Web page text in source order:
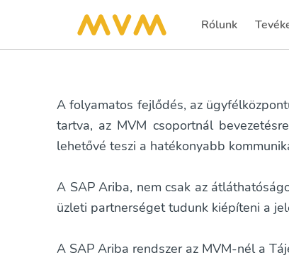
Rólunk
A folyamatos fejlődés, az
tartva, az MVM csoportnál
lehetővé teszi a hatékonyabb
A SAP Ariba, nem csak az
üzleti partnerséget tudunk kiépíteni a
A SAP Ariba rendszer az MVM-nél a